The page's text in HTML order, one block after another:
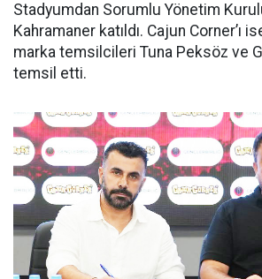
Stadyumdan Sorumlu Yönetim
Kahramaner katıldı. Cajun Corner’ı
marka temsilcileri Tuna Peksöz ve
temsil etti.